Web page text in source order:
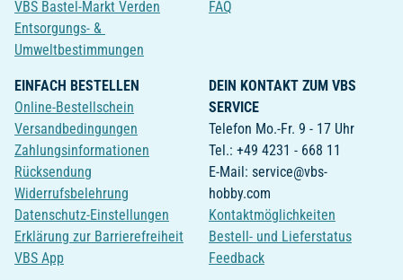
VBS Bastel-Markt Verden
Entsorgungs- &
Umweltbestimmungen
FAQ
EINFACH BESTELLEN
Online-Bestellschein
Versandbedingungen
Zahlungsinformationen
Rücksendung
Widerrufsbelehrung
Datenschutz-Einstellungen
Erklärung zur Barrierefreiheit
VBS App
DEIN KONTAKT ZUM VBS
SERVICE
Telefon Mo.-Fr. 9 - 17 Uhr
Tel.: +49 4231 - 668 11
E-Mail: service@vbs-
hobby.com
Kontaktmöglichkeiten
Bestell- und Lieferstatus
Feedback